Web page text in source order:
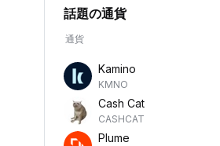
話題の通貨
通貨
Kamino
KMNO
Cash Cat
CASHCAT
Plume